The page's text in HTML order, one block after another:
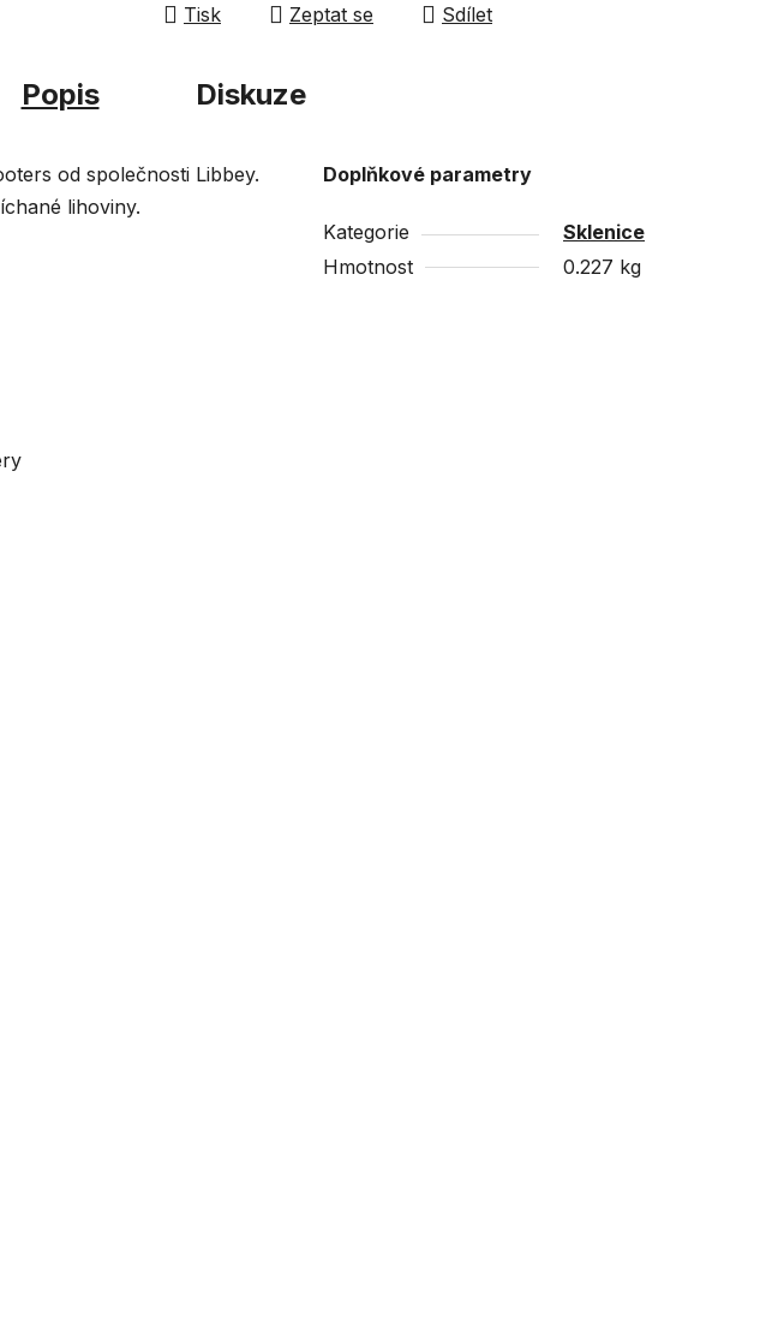
Tisk Zeptat se Sdílet
Popis Diskuze
od společnosti Libbey.
lihoviny.
Doplňkové parametry
Kategorie
Sklenice
Hmotnost
0.227 kg